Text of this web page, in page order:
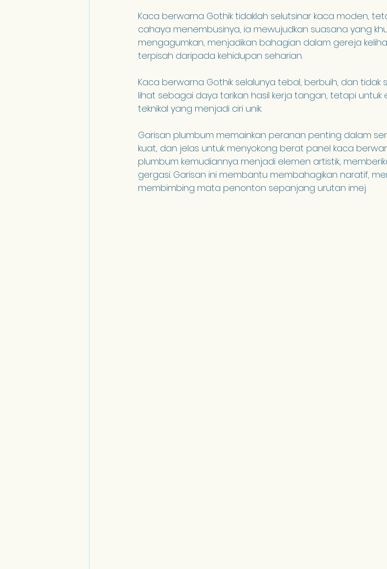
Kaca berwarna Gothik tidaklah selutsinar kaca moden,
cahaya menembusinya, ia mewujudkan suasana yang
mengagumkan, menjadikan bahagian dalam gereja
terpisah daripada kehidupan seharian.
Kaca berwarna Gothik selalunya tebal, berbuih, dan tidak
lihat sebagai daya tarikan hasil kerja tangan, tetapi untuk
teknikal yang menjadi ciri unik.
Garisan plumbum memainkan peranan penting dalam
kuat, dan jelas untuk menyokong berat panel kaca
plumbum kemudiannya menjadi elemen artistik,
gergasi. Garisan ini membantu membahagikan naratif,
membimbing mata penonton sepanjang urutan imej.